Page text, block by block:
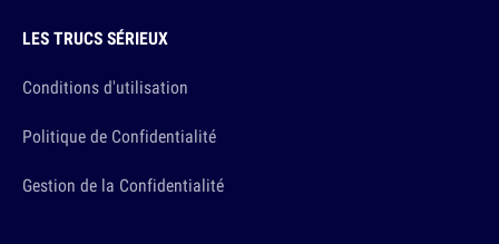
LES TRUCS SÉRIEUX
Conditions d'utilisation
Politique de Confidentialité
Gestion de la Confidentialité